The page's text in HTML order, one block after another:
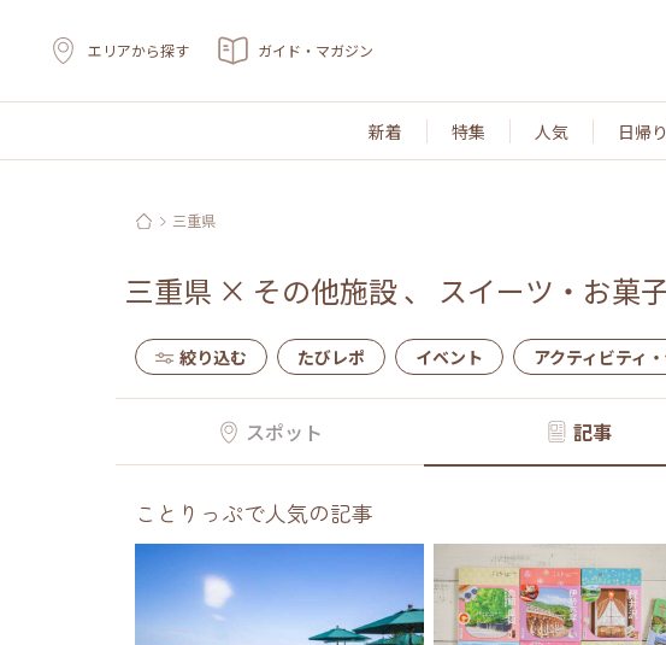
エリアから探す ガイド・マガジン
新着 特集 人気 日帰
三重県
三重県 × その他施設、 スイーツ・お菓
絞り込む たびレポ イベント アクティビティ
スポット 記事
ことりっぷで人気の記事